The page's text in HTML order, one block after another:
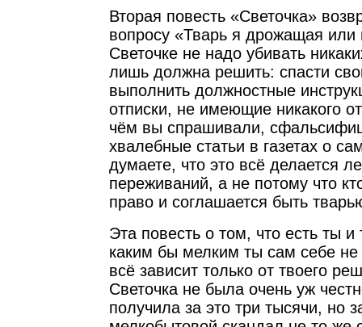
Вторая повесть «Светочка»
вопросу «Тварь я дрожащая
Светочке не надо убивать
лишь должна решить: спасти
выполнить должностные
отписки, не имеющие никакого
чём вы спрашивали,
хвалебные статьи в газетах о
думаете, что это всё делается
переживаний, а не потому что
право и соглашается быть
Эта повесть о том, что есть ты
каким бы мелким ты сам себе не
всё зависит только от твоего
Светочка не была очень уж
получила за это три тысячи, но